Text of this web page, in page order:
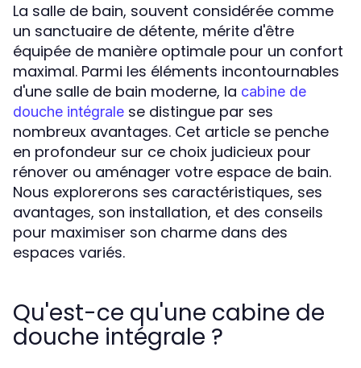
La salle de bain, souvent considérée comme
un sanctuaire de détente, mérite d'être
équipée de manière optimale pour un confort
maximal. Parmi les éléments incontournables
d'une salle de bain moderne, la cabine de
douche intégrale se distingue par ses
nombreux avantages. Cet article se penche
en profondeur sur ce choix judicieux pour
rénover ou aménager votre espace de bain.
Nous explorerons ses caractéristiques, ses
avantages, son installation, et des conseils
pour maximiser son charme dans des
espaces variés.
Qu'est-ce qu'une cabine de
douche intégrale ?